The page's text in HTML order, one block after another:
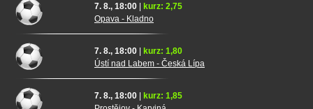
7. 8., 18:00 | kurz: 2,75
Opava - Kladno
7. 8., 18:00 | kurz: 1,80
Ústí nad Labem - Česká Lípa
7. 8., 18:00 | kurz: 1,85